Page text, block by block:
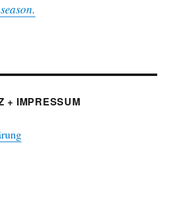
+ IMPRESSUM